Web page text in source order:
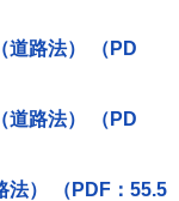
道路法） （PD
道路法） （PD
法） （PDF：55.5